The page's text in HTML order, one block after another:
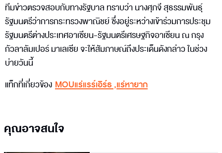
ทีมข่าวตรวจสอบกับทางรัฐบาล ทราบว่า นางศุภจี สุธรรมพันธุ์
รัฐมนตรีว่าการกระทรวงพาณิชย์ ซึ่งอยู่ระหว่างเข้าร่วมการประชุม
รัฐมนตรีต่างประเทศอาเซียน-รัฐมนตรีเศรษฐกิจอาเซียน ณ กรุง
กัวลาลัมเปอร์ มาเลเซีย จะให้สัมภาษณ์ถึงประเด็นดังกล่าว ในช่วง
บ่ายวันนี้
แท็กที่เกี่ยวข้อง MOUแร่แรร์เอิร์ธ ,แร่หายาก
คุณอาจสนใจ